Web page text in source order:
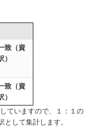
致（資
）
致（資
）
ていますので、１：１の
として集計します。